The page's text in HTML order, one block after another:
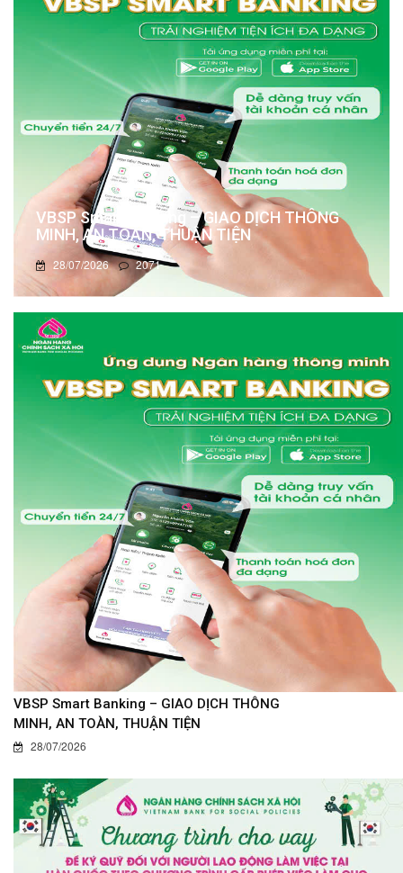
VBSP Smart Banking – GIAO DỊCH THÔNG
MINH, AN TOÀN, THUẬN TIỆN
28/07/2026 2071
VBSP Smart Banking – GIAO DỊCH THÔNG
MINH, AN TOÀN, THUẬN TIỆN
28/07/2026